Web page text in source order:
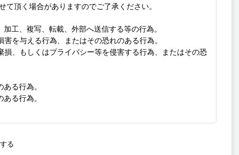
頂く場合がありますのでご了承ください。
工、複写、転載、外部へ送信する等の行為。
を与える行為、またはその恐れのある行為。
、もしくはプライバシー等を侵害する行為、またはその恐
る行為。
る行為。
る